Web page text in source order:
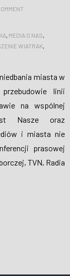
, MEDIA O NAS,
WIATRAK,
miasta w
linii
na wspólnej
Nasze oraz
i miasta nie
prasowej
TVN, Radia